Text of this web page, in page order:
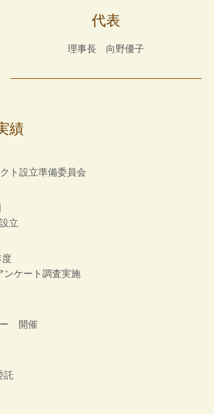
代表
理事長 向野優子
績​
ト設立準備委員会
立
度
ンケート調査実施
ー 開催
託